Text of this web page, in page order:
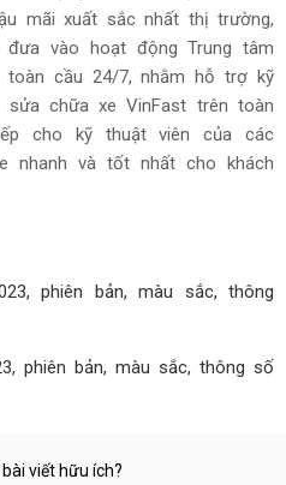
mãi xuất sắc nhất thị trường,
vào hoạt động Trung tâm
cầu 24/7, nhằm hỗ trợ kỹ
chữa xe VinFast trên toàn
cho kỹ thuật viên của các
nhanh và tốt nhất cho khách
phiên bản, màu sắc, thông
phiên bản, màu sắc, thông số
viết hữu ích?